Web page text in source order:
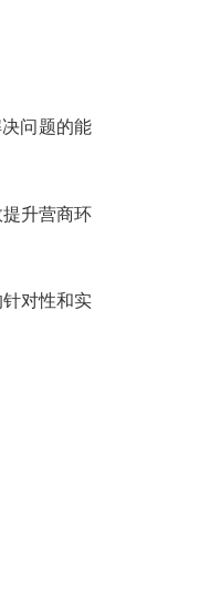
问题的能
升营商环
对性和实